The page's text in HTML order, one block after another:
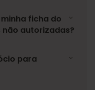
ficha do
autorizadas?
para